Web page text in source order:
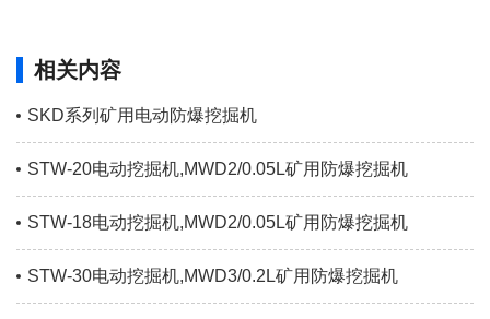
相关内容
SKD系列矿用电动防爆挖掘机
STW-20电动挖掘机,MWD2/0.05L矿用防爆挖掘机
STW-18电动挖掘机,MWD2/0.05L矿用防爆挖掘机
STW-30电动挖掘机,MWD3/0.2L矿用防爆挖掘机